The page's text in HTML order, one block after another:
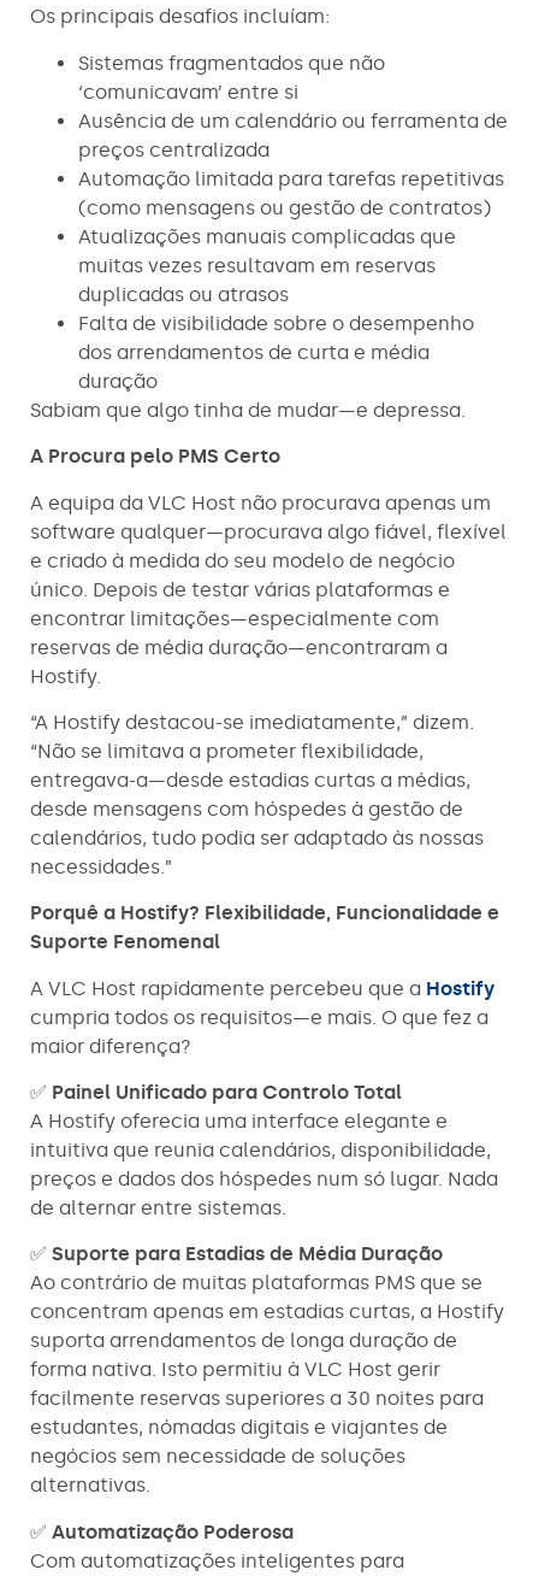
Os principais desafios incluíam:
Sistemas fragmentados que não
‘comunicavam’ entre si
Ausência de um calendário ou ferramenta de
preços centralizada
Automação limitada para tarefas repetitivas
(como mensagens ou gestão de contratos)
Atualizações manuais complicadas que
muitas vezes resultavam em reservas
duplicadas ou atrasos
Falta de visibilidade sobre o desempenho
dos arrendamentos de curta e média
duração
Sabiam que algo tinha de mudar—e depressa.
A Procura pelo PMS Certo
A equipa da VLC Host não procurava apenas um
software qualquer—procurava algo fiável, flexível
e criado à medida do seu modelo de negócio
único. Depois de testar várias plataformas e
encontrar limitações—especialmente com
reservas de média duração—encontraram a
Hostify.
“A Hostify destacou-se imediatamente,” dizem.
“Não se limitava a prometer flexibilidade,
entregava-a—desde estadias curtas a médias,
desde mensagens com hóspedes à gestão de
calendários, tudo podia ser adaptado às nossas
necessidades.”
Porquê a Hostify? Flexibilidade, Funcionalidade e
Suporte Fenomenal
A VLC Host rapidamente percebeu que a Hostify
cumpria todos os requisitos—e mais. O que fez a
maior diferença?
✅ Painel Unificado para Controlo Total
A Hostify oferecia uma interface elegante e
intuitiva que reunia calendários, disponibilidade,
preços e dados dos hóspedes num só lugar. Nada
de alternar entre sistemas.
✅ Suporte para Estadias de Média Duração
Ao contrário de muitas plataformas PMS que se
concentram apenas em estadias curtas, a Hostify
suporta arrendamentos de longa duração de
forma nativa. Isto permitiu à VLC Host gerir
facilmente reservas superiores a 30 noites para
estudantes, nómadas digitais e viajantes de
negócios sem necessidade de soluções
alternativas.
✅ Automatização Poderosa
Com automatizações inteligentes para